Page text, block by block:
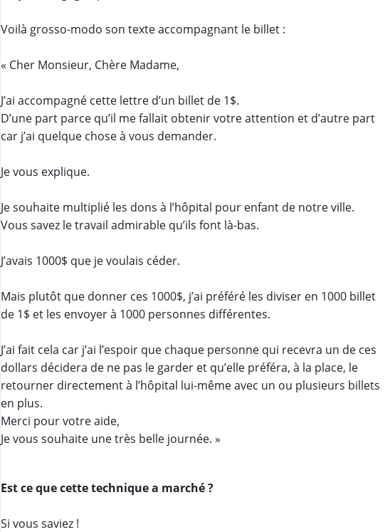
Voilà grosso-modo son texte accompagnant le billet :
« Cher Monsieur, Chère Madame,
J’ai accompagné cette lettre d’un billet de 1$.
D’une part parce qu’il me fallait obtenir votre attention et d’autre part
car j’ai quelque chose à vous demander.
Je vous explique.
Je souhaite multiplié les dons à l’hôpital pour enfant de notre ville.
Vous savez le travail admirable qu’ils font là-bas.
J’avais 1000$ que je voulais céder.
Mais plutôt que donner ces 1000$, j’ai préféré les diviser en 1000 billet
de 1$ et les envoyer à 1000 personnes différentes.
J’ai fait cela car j’ai l’espoir que chaque personne qui recevra un de ces
dollars décidera de ne pas le garder et qu’elle préféra, à la place, le
retourner directement à l’hôpital lui-même avec un ou plusieurs billets
en plus.
Merci pour votre aide,
Je vous souhaite une très belle journée. »
Est ce que cette technique a marché ?
Si vous saviez !